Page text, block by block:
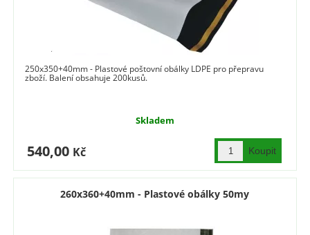
250x350+40mm - Plastové poštovní obálky LDPE pro přepravu
zboží. Balení obsahuje 200kusů.
Skladem
540,00 Kč
260x360+40mm - Plastové obálky 50my